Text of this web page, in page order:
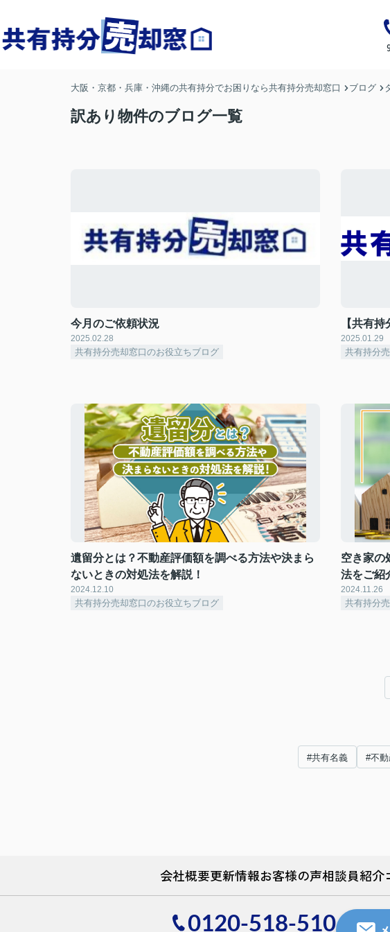
大阪・京都・兵庫・沖縄の共有持分でお困りなら共有持分売却窓口 ブログ
訳あり物件のブログ一覧
今月のご依頼状況
2025.02.28
共有持分売却窓口のお役立ちブログ
【共有
2025.01.29
共有持分
遺留分とは？不動産評価額を調べる方法や決まら
ないときの対処法を解説！
2024.12.10
共有持分売却窓口のお役立ちブログ
空き家の
法をご紹
2024.11.26
共有持分
#共有名義 #不
会社概要更新情報お客様の声相談員紹介
0120-518-510